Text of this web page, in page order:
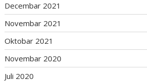
Decembar 2021
Novembar 2021
Oktobar 2021
Novembar 2020
Juli 2020